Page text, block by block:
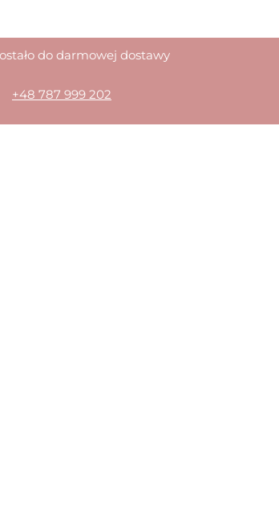
do darmowej dostawy
+48 787 999 202